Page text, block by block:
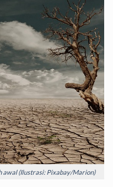
awal (Ilustrasi: Pixabay/Marion)